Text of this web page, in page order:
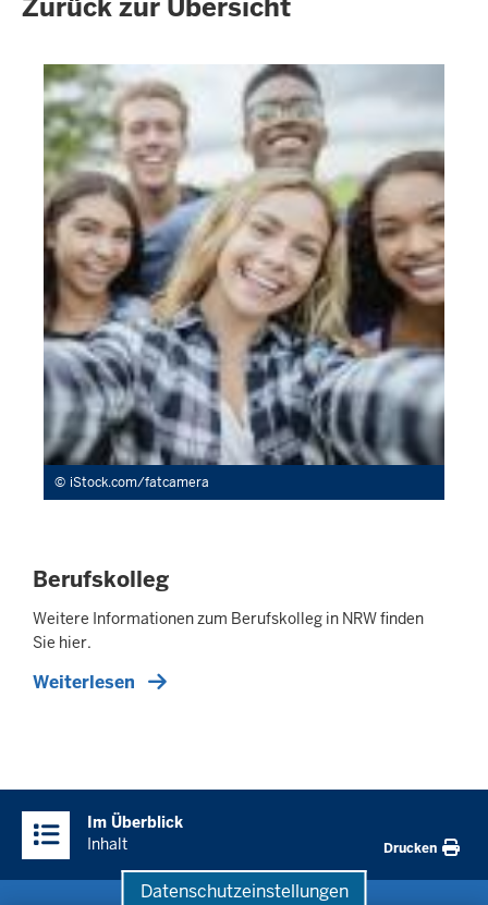
Datenschutzeinstellungen
iStock.com/fatcamera
Berufskolleg
Weitere Informationen zum Berufskolleg in NRW finden
Sie hier.
Weiterlesen
Inhalte
Im Überblick
Inhalt
Drucken